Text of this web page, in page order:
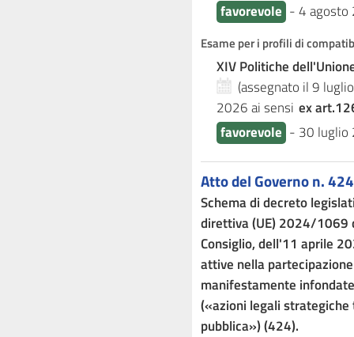
favorevole -4 agosto
Esame per i profili di
XIV Politiche
(assegnato il 9
2026ai sensi ex
favorevole - 30 luglio
Atto del Governo n. 424
Schema di decreto
direttiva (UE) 2024/1069
Consiglio, dell'11 aprile
attive nella
manifestamente
(«azioni legali
pubblica») (424).